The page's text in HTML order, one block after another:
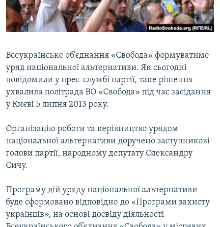
ВІДЕОУРОКИ «ELIFBE»
СВІДЧЕННЯ ОКУПАЦІЇ
ІНФОГРАФІКА
Русский
Qırımtatar
ДОЛУЧАЙСЯ!
Усі сайти RFE/RL
Всеукраїнське об’єднання «Свобода» формуватиме
уряд національної альтернативи. Як сьогодні
повідомили у прес-службі партії, таке рішення
ухвалила політрада ВО «Свобода» під час засідання
у Києві 5 липня 2013 року.
Організацію роботи та керівництво урядом
національної альтернативи доручено заступникові
голови партії, народному депутату Олександру
Сичу.
Програму дій уряду національної альтернативи
буде сформовано відповідно до «Програми захисту
українців», на основі досвіду діяльності